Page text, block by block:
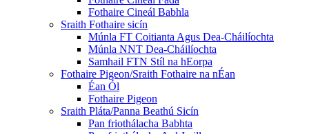
Fothaire Cineál Babhla
Sraith Fothaire sicín
Múnla FT Coitianta Agus Dea-Cháilíochta
Múnla NNT Dea-Cháilíochta
Samhail FTN Stíl na hEorpa
Fothaire Pigeon/Sraith Fothaire na nÉan
Éan Ól
Fothaire Pigeon
Sraith Pláta/Panna Beathú Sicín
Pan friothálacha Babhta